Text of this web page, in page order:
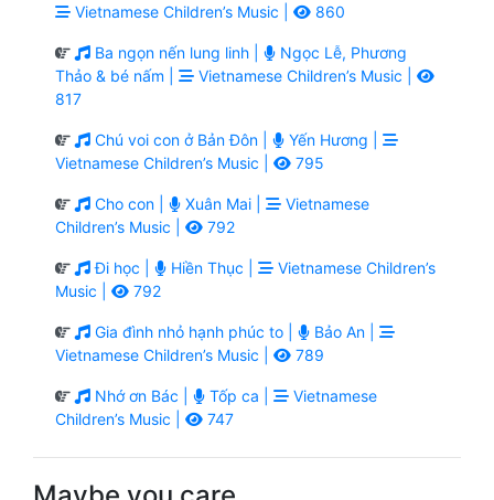
Vietnamese Children’s Music |
860
Ba ngọn nến lung linh |
Ngọc Lễ, Phương
Thảo & bé nấm |
Vietnamese Children’s Music |
817
Chú voi con ở Bản Đôn |
Yến Hương |
Vietnamese Children’s Music |
795
Cho con | Xuân Mai |
Vietnamese
Children’s Music |
792
Đi học | Hiền Thục |
Vietnamese Children’s
Music |
792
Gia đình nhỏ hạnh phúc to |
Bảo An |
Vietnamese Children’s Music |
789
Nhớ ơn Bác | Tốp ca |
Vietnamese
Children’s Music |
747